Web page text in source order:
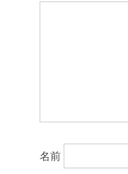
名前